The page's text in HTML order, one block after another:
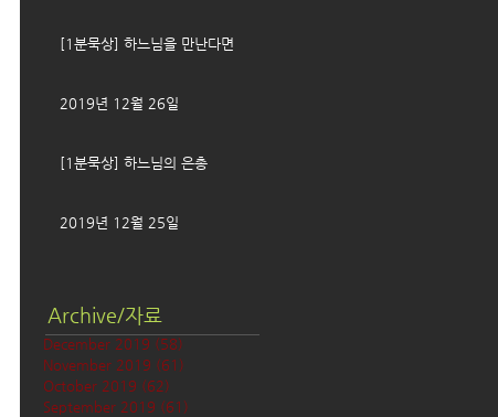
[1분묵상] 하느님을 만난다면
2019년 12월 26일
[1분묵상] 하느님의 은총
2019년 12월 25일
Archive/자료
December 2019 (58)
November 2019 (61)
October 2019 (62)
September 2019 (61)